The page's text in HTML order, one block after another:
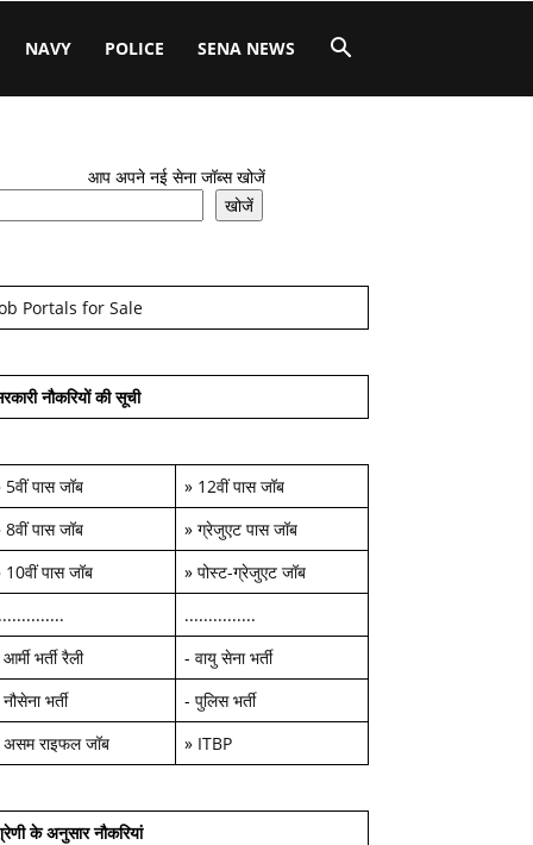
NAVY POLICE SENA NEWS
आप अपने नई सेना जॉब्स खोजें
खोजें
Portals for Sale
नौकरियों की सूची
5वीं पास जॉब » 12वीं पास जॉब
8वीं पास जॉब » ग्रेजुएट पास जॉब
10वीं पास जॉब » पोस्ट-ग्रेजुएट जॉब
...............
आर्मी भर्ती रैली - वायु सेना भर्ती
नौसेना भर्ती - पुलिस भर्ती
असम राइफल जॉब » ITBP
के अनुसार नौकरियां